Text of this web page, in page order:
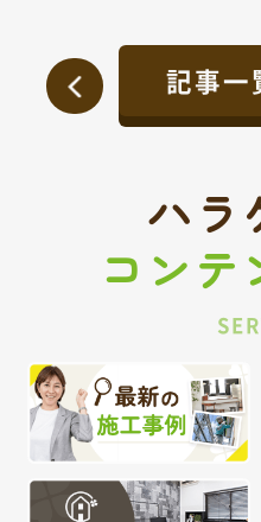
記事一
ハラ
コンテ